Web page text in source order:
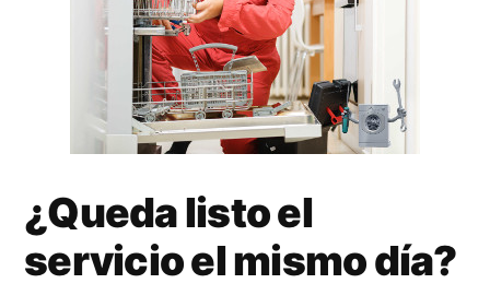
¿Queda listo el
servicio el mismo día?